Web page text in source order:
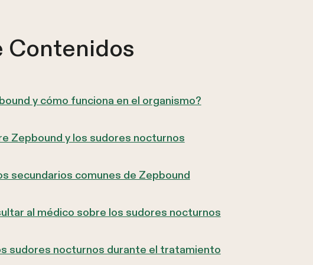
Contenidos
y cómo funciona en el organismo?
Zepbound y los sudores nocturnos
secundarios comunes de Zepbound
al médico sobre los sudores nocturnos
sudores nocturnos durante el tratamiento